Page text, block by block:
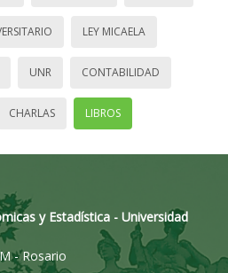
LEY MICAELA
UNR CONTABILIDAD
CHARLAS LIBROS
y Estadística - Universidad
- Rosario